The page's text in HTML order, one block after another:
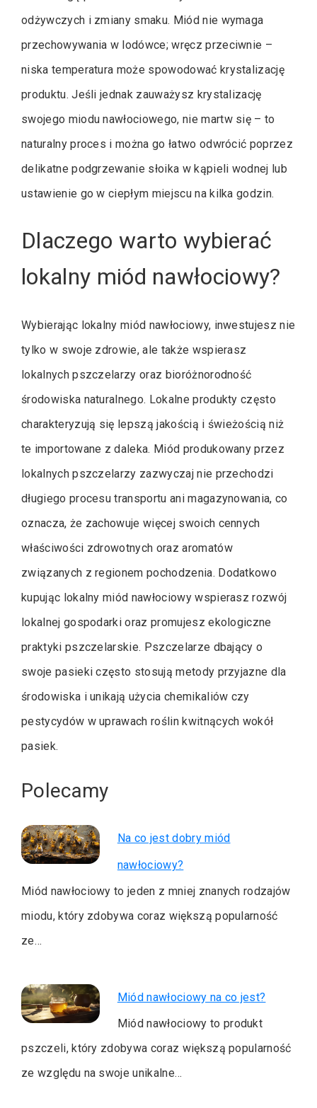
odżywczych i zmiany smaku. Miód nie wymaga
przechowywania w lodówce; wręcz przeciwnie –
niska temperatura może spowodować krystalizację
produktu. Jeśli jednak zauważysz krystalizację
swojego miodu nawłociowego, nie martw się – to
naturalny proces i można go łatwo odwrócić poprzez
delikatne podgrzewanie słoika w kąpieli wodnej lub
ustawienie go w ciepłym miejscu na kilka godzin.
Dlaczego warto wybierać
lokalny miód nawłociowy?
Wybierając lokalny miód nawłociowy, inwestujesz nie
tylko w swoje zdrowie, ale także wspierasz
lokalnych pszczelarzy oraz bioróżnorodność
środowiska naturalnego. Lokalne produkty często
charakteryzują się lepszą jakością i świeżością niż
te importowane z daleka. Miód produkowany przez
lokalnych pszczelarzy zazwyczaj nie przechodzi
długiego procesu transportu ani magazynowania, co
oznacza, że zachowuje więcej swoich cennych
właściwości zdrowotnych oraz aromatów
związanych z regionem pochodzenia. Dodatkowo
kupując lokalny miód nawłociowy wspierasz rozwój
lokalnej gospodarki oraz promujesz ekologiczne
praktyki pszczelarskie. Pszczelarze dbający o
swoje pasieki często stosują metody przyjazne dla
środowiska i unikają użycia chemikaliów czy
pestycydów w uprawach roślin kwitnących wokół
pasiek.
Polecamy
Na co jest dobry miód
nawłociowy?
Miód nawłociowy to jeden z mniej znanych rodzajów
miodu, który zdobywa coraz większą popularność
ze…
Miód nawłociowy na co jest?
Miód nawłociowy to produkt
pszczeli, który zdobywa coraz większą popularność
ze względu na swoje unikalne…